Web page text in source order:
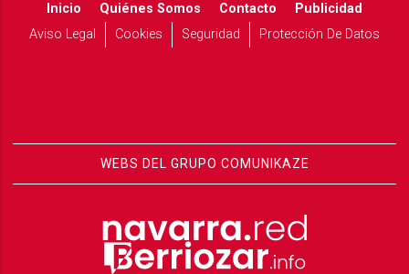
Inicio Quiénes Somos Contacto
Publicidad
Aviso Legal
Cookies Seguridad Protección De Datos
WEBS DEL GRUPO COMUNIKAZE